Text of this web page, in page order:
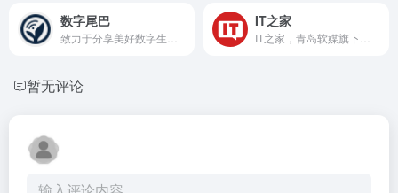
数字尾巴 IT之家
暂无评论